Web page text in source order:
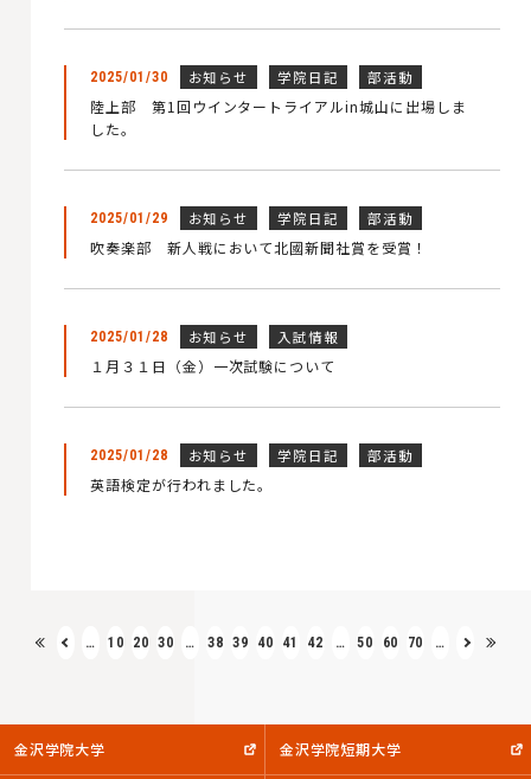
2025/01/30 お知らせ 学院日記 部活動
陸上部 第1回ウインタートライアルin城山に出場しま
した。
2025/01/29 お知らせ 学院日記 部活動
吹奏楽部 新人戦において北國新聞社賞を受賞！
2025/01/28 お知らせ 入試情報
１月３１日（金）一次試験について
2025/01/28 お知らせ 学院日記 部活動
英語検定が行われました。
… 10 20 30 … 38 39 40 41 42 … 50 60 70 …
金沢学院大学 金沢学院短期大学